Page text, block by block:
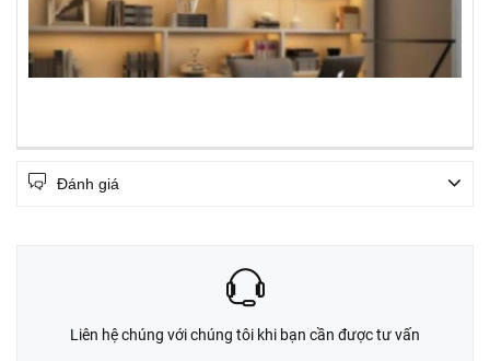
Đánh giá
Liên hệ chúng với chúng tôi khi bạn cần được tư vấn